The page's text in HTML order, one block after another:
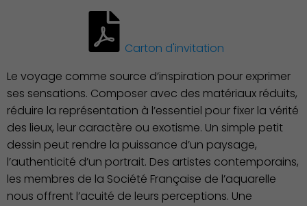
Action Sociale Solidarité
Carton d'invitation
Le voyage comme source d’inspiration pour exprimer
ses sensations. Composer avec des matériaux réduits,
réduire la représentation à l’essentiel pour fixer la vérité
des lieux, leur caractère ou exotisme. Un simple petit
dessin peut rendre la puissance d’un paysage,
l’authenticité d’un portrait. Des artistes contemporains,
les membres de la Société Française de l’aquarelle
nous offrent l’acuité de leurs perceptions. Une